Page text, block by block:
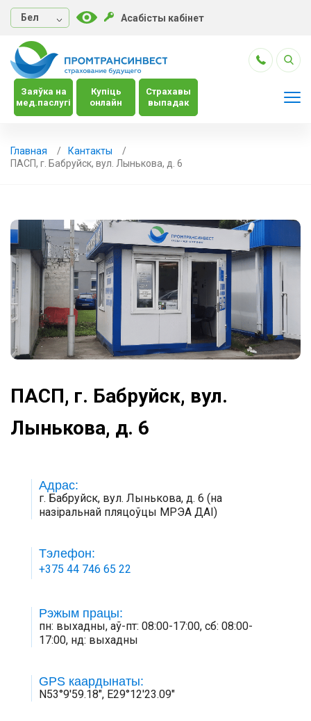
Бел Асабісты кабінет
Заяўка на
мед.паслугі
Купіць
онлайн
Страхавы
выпадак
Главная
Кантакты
ПАСП, г. Бабруйск, вул. Лынькова, д. 6
ПАСП, г. Бабруйск, вул.
Лынькова, д. 6
Адрас:
г. Бабруйск, вул. Лынькова, д. 6 (на
назіральнай пляцоўцы МРЭА ДАІ)
Тэлефон:
+375 44 746 65 22
Рэжым працы:
пн: выхадны, аў-пт: 08:00-17:00, сб: 08:00-
17:00, нд: выхадны
GPS каардынаты:
N53°9'59.18", E29°12'23.09"